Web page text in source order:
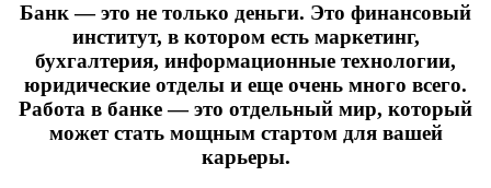
Банк — это не только деньги. Это финансовый
институт, в котором есть маркетинг,
бухгалтерия, информационные технологии,
юридические отделы и еще очень много всего.
Работа в банке — это отдельный мир, который
может стать мощным стартом для вашей
карьеры.